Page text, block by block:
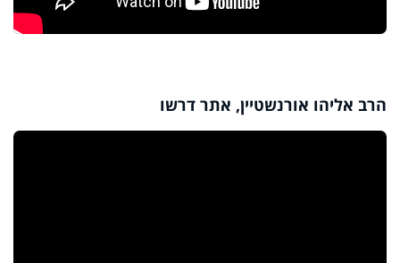
הרב אליהו אורנשטיין, אתר דרשו